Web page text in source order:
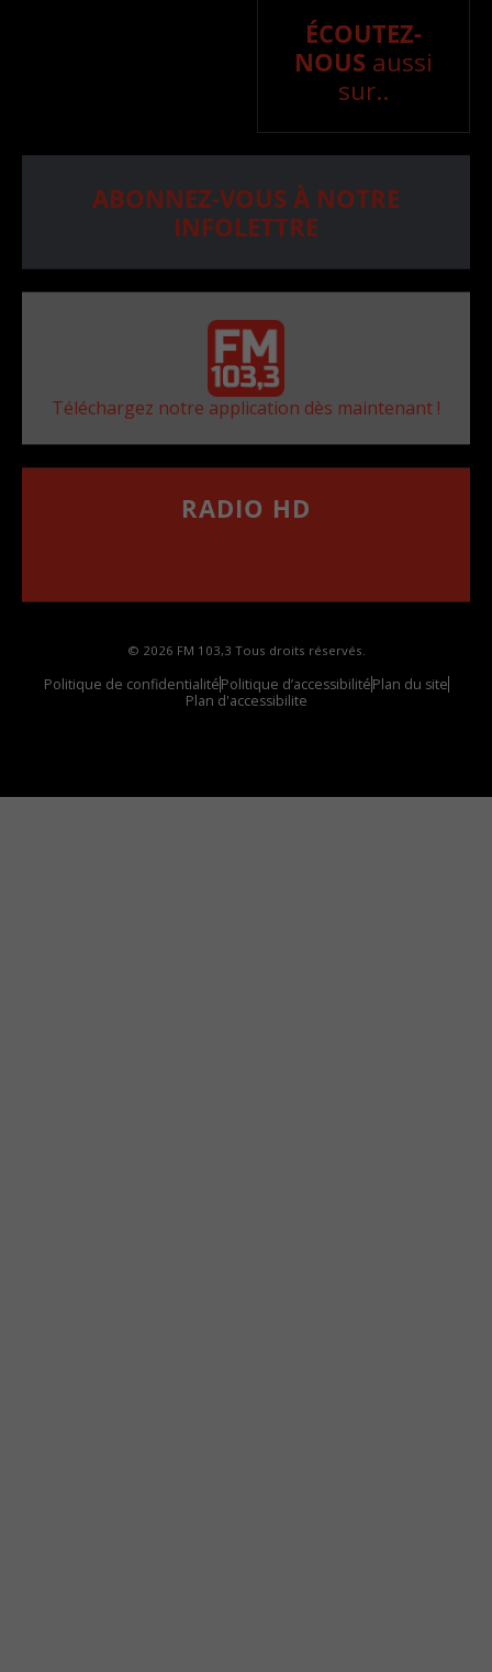
ÉCOUTEZ-
NOUS aussi
sur..
ABONNEZ-VOUS À NOTRE
INFOLETTRE
Téléchargez notre application dès maintenant !
RADIO HD
© 2026 FM 103,3 Tous droits réservés.
Politique de confidentialitéPolitique d’accessibilitéPlan du site
Plan d'accessibilite